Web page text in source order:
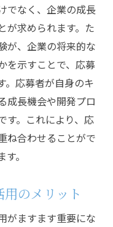
でなく、企業の成長
が求められます。た
が、企業の将来的な
を示すことで、応募
。応募者が自身のキ
成長機会や開発プロ
す。これにより、応
ね合わせることがで
。
のメリット
がますます重要にな